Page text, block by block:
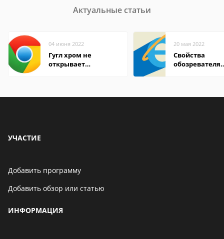
Актуальные статьи
04 июня 2022
Гугл хром не
открывает
20 мая 2022
Свойства
обозревателя
УЧАСТИЕ
Добавить программу
Добавить обзор или статью
ИНФОРМАЦИЯ